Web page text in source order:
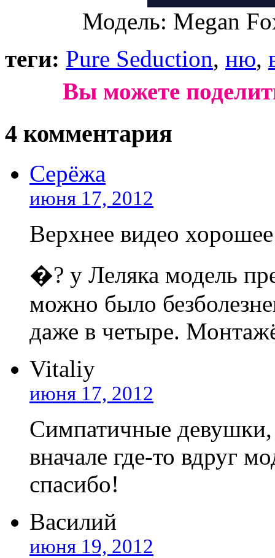
Модель: Megan
теги: Pure Seduction, ню,
Вы можете
4 комментария
Серёжа
июня 17, 2012
Верхнее видео
�? у Леляка модель
можно было
даже в четыре.
Vitaliy
июня 17, 2012
Симпатичные
вначале где-то вдруг
спасибо!
Василий
июня 19, 2012